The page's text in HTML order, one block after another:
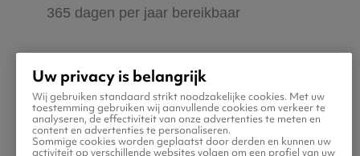
365 dagen per jaar bereikbaar
Boek ook direct een hotel of huurauto voor
in Brussel
Uw privacy is belangrijk
Wij gebruiken standaard strikt noodzakelijke cookies. Met uw
toestemming gebruiken wij aanvullende cookies om verkeer te
analyseren, de effectiviteit van onze advertenties te meten en
content en advertenties te personaliseren.
Sommige cookies worden geplaatst door derden en kunnen uw
activiteit op verschillende websites volgen om een profiel van uw